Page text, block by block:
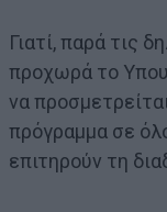
Γιατί, παρά τις
προχωρά το
να
πρόγραμμα σε
επιτηρούν τη